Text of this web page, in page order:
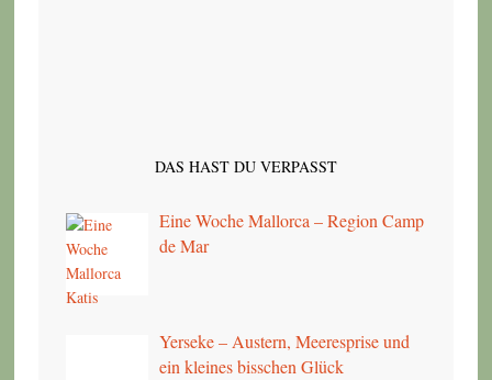
DAS HAST DU VERPASST
Eine Woche Mallorca – Region Camp
de Mar
Yerseke – Austern, Meeresprise und
ein kleines bisschen Glück